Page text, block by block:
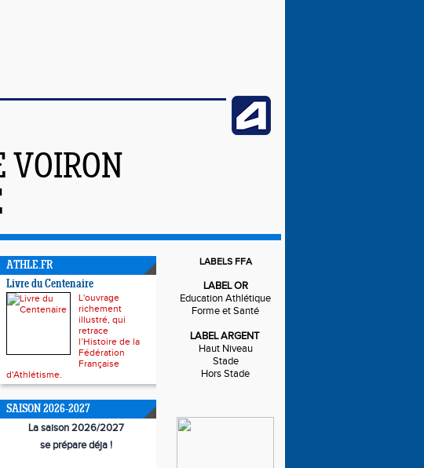
ATHLE.FR
Livre du Centenaire
L'ouvrage
richement
illustré, qui
retrace
l’Histoire de la
Fédération
Française
d'Athlétisme.
SAISON 2026-2027
La saison 2026/2027
se prépare déja !
LABELS FFA
LABEL OR
Education Athlétique
Forme et Santé
LABEL ARGENT
Haut Niveau
Stade
Hors Stade